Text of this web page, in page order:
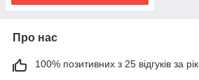
Про нас
100% позитивних з 25 відгуків за рік